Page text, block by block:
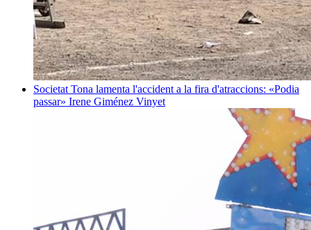
Societat Tona lamenta l'accident a la fira d'atraccions: «Podia
passar» Irene Giménez Vinyet